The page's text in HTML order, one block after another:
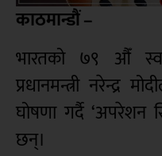
काठमान्डौं –
भारतको ७९ औँ
प्रधानमन्त्री नरेन्द्र
घोषणा गर्दै ‘अपरेशन
छन्।